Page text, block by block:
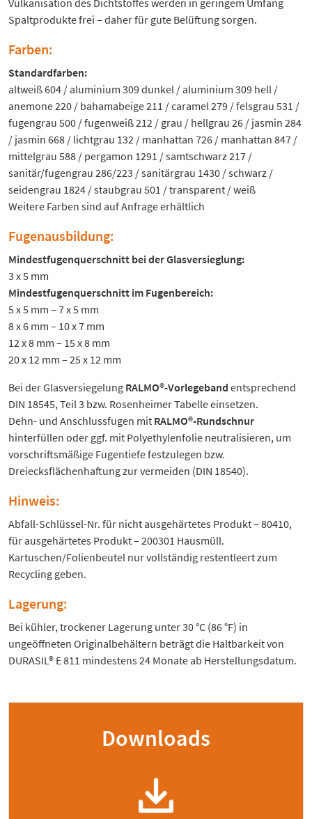
Vulkanisation des Dichtstoffes werden in geringem Umfang
Spaltprodukte frei – daher für gute Belüftung sorgen.
Farben:
Standardfarben:
altweiß 604 / aluminium 309 dunkel / aluminium 309 hell /
anemone 220 / bahamabeige 211 / caramel 279 / felsgrau 531 /
fugengrau 500 / fugenweiß 212 / grau / hellgrau 26 / jasmin 284
/ jasmin 668 / lichtgrau 132 / manhattan 726 / manhattan 847 /
mittelgrau 588 / pergamon 1291 / samtschwarz 217 /
sanitär/fugengrau 286/223 / sanitärgrau 1430 / schwarz /
seidengrau 1824 / staubgrau 501 / transparent / weiß
Weitere Farben sind auf Anfrage erhältlich
Fugenausbildung:
Mindestfugenquerschnitt bei der Glasversieglung:
3 x 5 mm
Mindestfugenquerschnitt im Fugenbereich:
5 x 5 mm – 7 x 5 mm
8 x 6 mm – 10 x 7 mm
12 x 8 mm – 15 x 8 mm
20 x 12 mm – 25 x 12 mm
Bei der Glasversiegelung RALMO®-Vorlegeband entsprechend
DIN 18545, Teil 3 bzw. Rosenheimer Tabelle einsetzen.
Dehn- und Anschlussfugen mit RALMO®-Rundschnur
hinterfüllen oder ggf. mit Polyethylenfolie neutralisieren, um
vorschriftsmäßige Fugentiefe festzulegen bzw.
Dreiecksflächenhaftung zur vermeiden (DIN 18540).
Hinweis:
Abfall-Schlüssel-Nr. für nicht ausgehärtetes Produkt – 80410,
für ausgehärtetes Produkt – 200301 Hausmüll.
Kartuschen/Folienbeutel nur vollständig restentleert zum
Recycling geben.
Lagerung:
Bei kühler, trockener Lagerung unter 30 °C (86 °F) in
ungeöffneten Originalbehältern beträgt die Haltbarkeit von
DURASIL® E 811 mindestens 24 Monate ab Herstellungsdatum.
Downloads